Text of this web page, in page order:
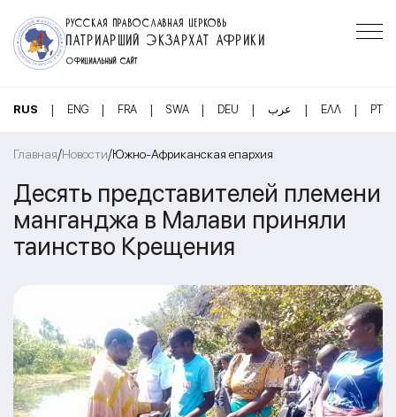
РУССКАЯ ПРАВОСЛАВНАЯ ЦЕРКОВЬ
ПАТРИАРШИЙ ЭКЗАРХАТ АФРИКИ
ОФИЦИАЛЬНЫЙ САЙТ
RUS | ENG | FRA | SWA | DEU | عرب | ΕΛΛ | PT
Главная/Новости/Южно-Африканская епархия
Десять представителей племени
манганджа в Малави приняли
таинство Крещения